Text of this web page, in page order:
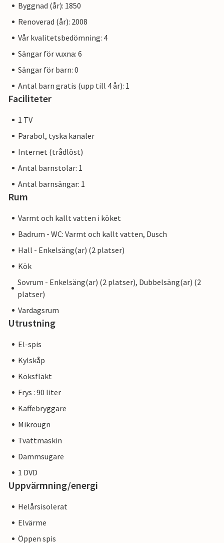
Byggnad (år): 1850
Renoverad (år): 2008
Vår kvalitetsbedömning: 4
Sängar för vuxna: 6
Sängar för barn: 0
Antal barn gratis (upp till 4 år): 1
Faciliteter
1 TV
Parabol, tyska kanaler
Internet (trådlöst)
Antal barnstolar: 1
Antal barnsängar: 1
Rum
Varmt och kallt vatten i köket
Badrum - WC: Varmt och kallt vatten, Dusch
Hall - Enkelsäng(ar) (2 platser)
Kök
Sovrum - Enkelsäng(ar) (2 platser), Dubbelsäng(ar) (2
platser)
Vardagsrum
Utrustning
El-spis
Kylskåp
Köksfläkt
Frys : 90 liter
Kaffebryggare
Mikrougn
Tvättmaskin
Dammsugare
1 DVD
Uppvärmning/energi
Helårsisolerat
Elvärme
Öppen spis